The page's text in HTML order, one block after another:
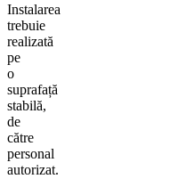
Instalarea
trebuie
realizată
pe
o
suprafață
stabilă,
de
către
personal
autorizat.